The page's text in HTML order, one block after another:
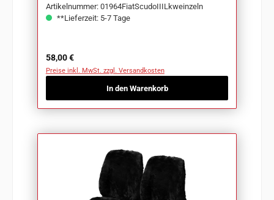
Artikelnummer: 01964FiatScudoIIILkweinzeln
**Lieferzeit: 5-7 Tage
Regulärer Preis:
58,00 €
Preise inkl. MwSt. zzgl. Versandkosten
In den Warenkorb